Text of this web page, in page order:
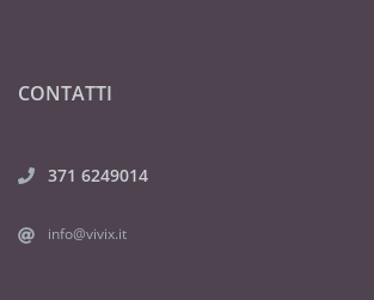
CONTATTI
371 6249014
info@vivix.it